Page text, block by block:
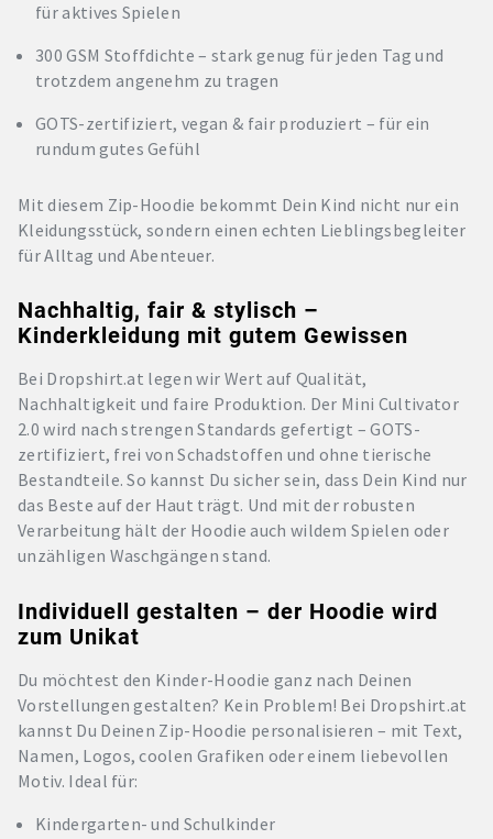
für aktives Spielen
300 GSM Stoffdichte – stark genug für jeden Tag und
trotzdem angenehm zu tragen
GOTS-zertifiziert, vegan & fair produziert – für ein
rundum gutes Gefühl
Mit diesem Zip-Hoodie bekommt Dein Kind nicht nur ein
Kleidungsstück, sondern einen echten Lieblingsbegleiter
für Alltag und Abenteuer.
Nachhaltig, fair & stylisch –
Kinderkleidung mit gutem Gewissen
Bei Dropshirt.at legen wir Wert auf Qualität,
Nachhaltigkeit und faire Produktion. Der Mini Cultivator
2.0 wird nach strengen Standards gefertigt – GOTS-
zertifiziert, frei von Schadstoffen und ohne tierische
Bestandteile. So kannst Du sicher sein, dass Dein Kind nur
das Beste auf der Haut trägt. Und mit der robusten
Verarbeitung hält der Hoodie auch wildem Spielen oder
unzähligen Waschgängen stand.
Individuell gestalten – der Hoodie wird
zum Unikat
Du möchtest den Kinder-Hoodie ganz nach Deinen
Vorstellungen gestalten? Kein Problem! Bei Dropshirt.at
kannst Du Deinen Zip-Hoodie personalisieren – mit Text,
Namen, Logos, coolen Grafiken oder einem liebevollen
Motiv. Ideal für:
Kindergarten- und Schulkinder